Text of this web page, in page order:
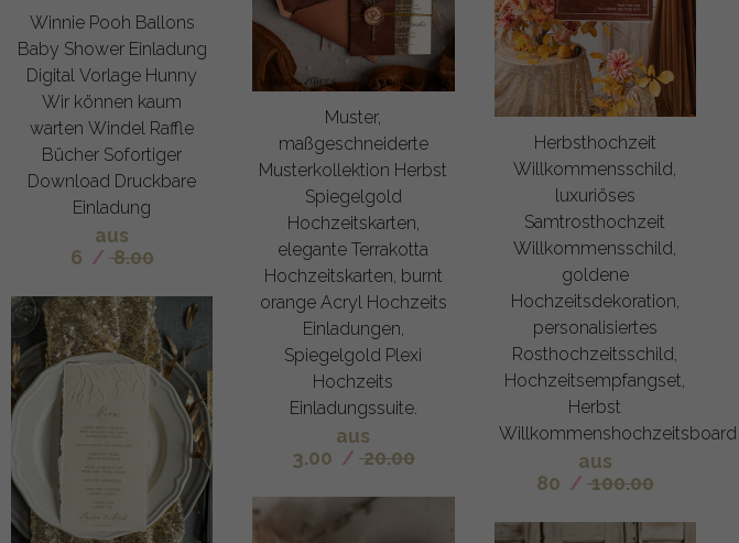
Winnie Pooh Ballons
Baby Shower Einladung
Digital Vorlage Hunny
Wir können kaum
warten Windel Raffle
Bücher Sofortiger
Download Druckbare
Einladung
aus
6 / 8.00
Muster,
maßgeschneiderte
Musterkollektion Herbst
Spiegelgold
Hochzeitskarten,
elegante Terrakotta
Hochzeitskarten, burnt
orange Acryl Hochzeits
Einladungen,
Spiegelgold Plexi
Hochzeits
Einladungssuite.
aus
3.00 / 20.00
Herbsthochzeit
Willkommensschild,
luxuriöses
Samtrosthochzeit
Willkommensschild,
goldene
Hochzeitsdekoration,
personalisiertes
Rosthochzeitsschild,
Hochzeitsempfangset,
Herbst
Willkommenshochzeitsboard
aus
80 / 100.00